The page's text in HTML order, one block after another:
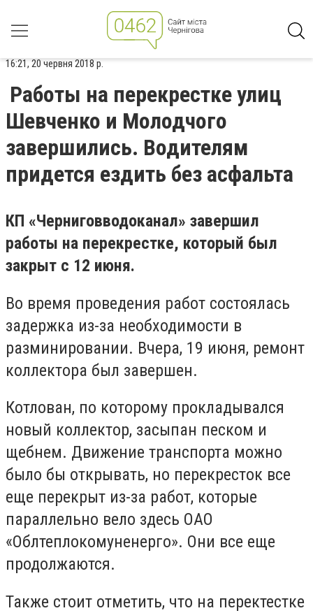
16:21, 20 червня 2018 р.
Работы на перекрестке улиц
Шевченко и Молодчого
завершились. Водителям
придется ездить без асфальта
КП «Черниговводоканал» завершил
работы на перекрестке, который был
закрыт с 12 июня.
Во время проведения работ состоялась
задержка из-за необходимости в
разминировании. Вчера, 19 июня, ремонт
коллектора был завершен.
Котлован, по которому прокладывался
новый коллектор, засыпан песком и
щебнем. Движение транспорта можно
было бы открывать, но перекресток все
еще перекрыт из-за работ, которые
параллельно вело здесь ОАО
«Облтеплокомуненерго». Они все еще
продолжаются.
Также стоит отметить, что на перектестке